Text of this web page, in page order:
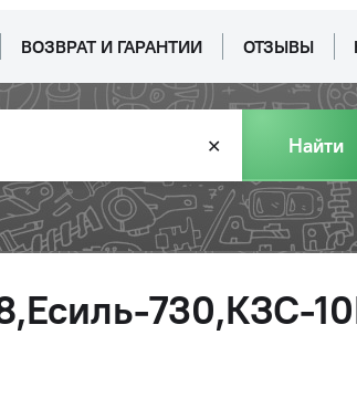
ВОЗВРАТ И ГАРАНТИИ ОТЗЫВЫ
✕ Найти
730,КЗС-